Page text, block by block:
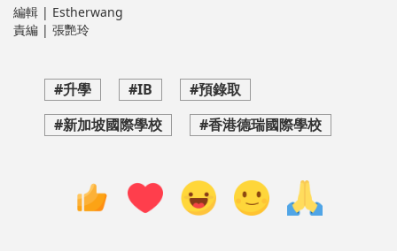
編輯 | Estherwang
責編 | 張艷玲
#升學 #IB
#預錄取
#新加坡國際學校
#香港德瑞國際學校